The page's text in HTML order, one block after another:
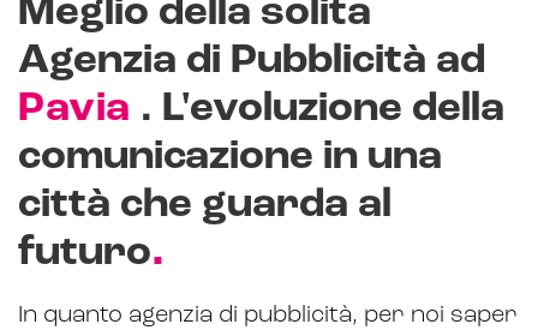
CRM & email marketing
Meglio della solita
Agenzia di Pubblicità ad
Pavia . L'evoluzione della
comunicazione in una
città che guarda al
futuro.
In quanto agenzia di pubblicità, per noi saper